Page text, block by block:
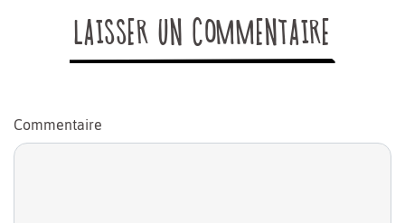
LAISSER UN COMMENTAIRE
Commentaire